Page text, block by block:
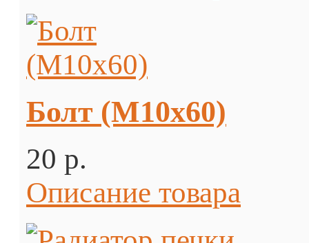
Болт (М10х60)
20 p.
Описание товара